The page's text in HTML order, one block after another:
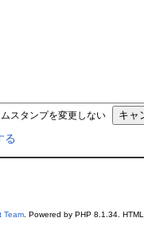
スタンプを変更しない
る
Team. Powered by PHP 8.1.34.